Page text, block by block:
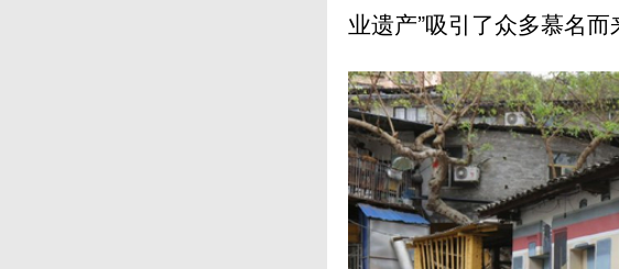
业遗产”吸引了众多慕名